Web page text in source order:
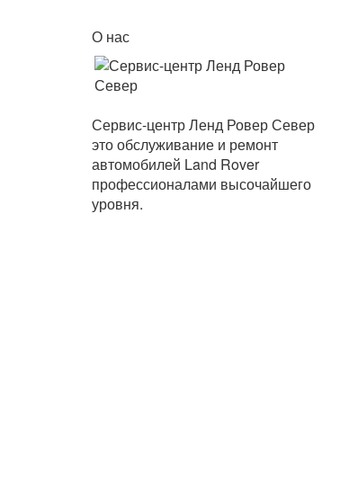
О нас
Сервис-центр Ленд Ровер Север
это обслуживание и ремонт
автомобилей Land Rover
профессионалами высочайшего
уровня.